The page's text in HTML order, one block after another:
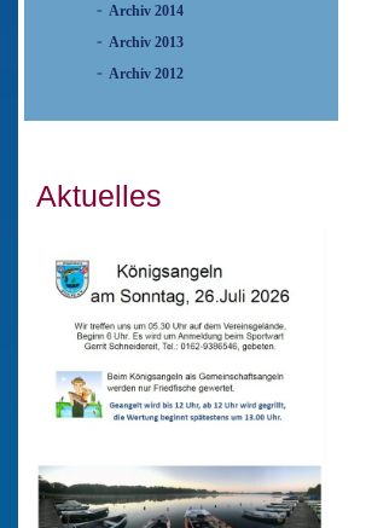
Archiv 2014
Archiv 2013
Archiv 2012
Aktuelles